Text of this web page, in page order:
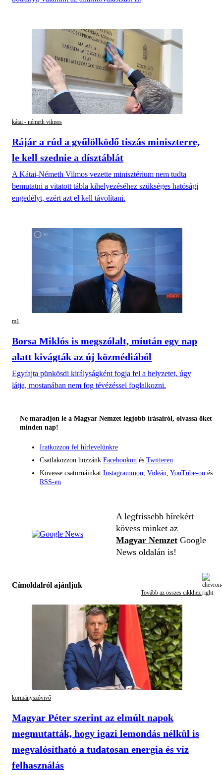
kátai - németh vilmos
Rájár a rúd a gyűlölködő tiszás miniszterre,
le kell szednie a dísztáblát
A Kátai-Németh Vilmos vezette minisztérium nem tudta
bemutatni a vitatott tábla kihelyezéséhez szükséges hatósági
engedélyt, ezért azt el kell távolítani.
m1
Borsa Miklós is megszólalt, miután egy nap
alatt kivágták az új közmédiából
Egyfajta pünkösdi királyságként fogja fel a helyzetet, úgy
látja, mostanában nem fog tévézéssel foglalkozni.
Ne maradjon le a Magyar Nemzet legjobb írásairól, olvassa őket
minden nap!
Iratkozzon fel hírlevelünkre
Csatlakozzon hozzánk Facebookon és Twitteren
Kövesse csatornáinkat Instagrammon, Videán, YouTube-on és
RSS-en
A legfrissebb hírekért
kövess minket az
Magyar Nemzet Google
News oldalán is!
Címoldalról ajánljuk
Tovább az összes cikkhez
kormányszóvivő
Magyar Péter szerint az elmúlt napok
megmutatták, hogy igazi lemondás nélkül is
megvalósítható a tudatosan energia és víz
felhasználás